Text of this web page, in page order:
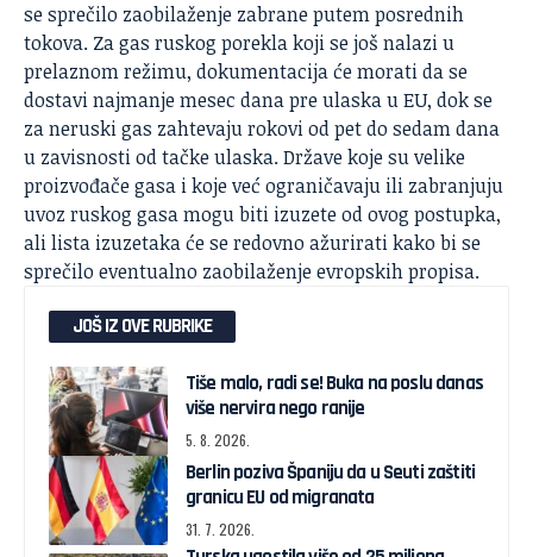
se sprečilo zaobilaženje zabrane putem posrednih
tokova. Za gas ruskog porekla koji se još nalazi u
prelaznom režimu, dokumentacija će morati da se
dostavi najmanje mesec dana pre ulaska u EU, dok se
za neruski gas zahtevaju rokovi od pet do sedam dana
u zavisnosti od tačke ulaska. Države koje su velike
proizvođače gasa i koje već ograničavaju ili zabranjuju
uvoz ruskog gasa mogu biti izuzete od ovog postupka,
ali lista izuzetaka će se redovno ažurirati kako bi se
sprečilo eventualno zaobilaženje evropskih propisa.
JOŠ IZ OVE RUBRIKE
Tiše malo, radi se! Buka na poslu danas
više nervira nego ranije
5. 8. 2026.
Berlin poziva Španiju da u Seuti zaštiti
granicu EU od migranata
31. 7. 2026.